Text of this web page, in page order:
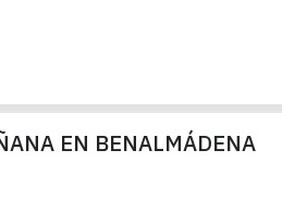
EN BENALMÁDENA